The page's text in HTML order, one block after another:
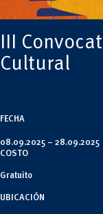
y Agropecuarias
MOVERU
Posgrados
Salud
Sostenibilidad
Vinculación
III
Cultural
FECHA
08.09.2025 – 28.09.2025
COSTO
Gratuito
UBICACIÓN